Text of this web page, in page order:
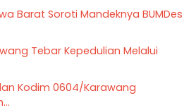
Barat Soroti Mandeknya BUMDes
Tebar Kepedulian Melalui
Kodim 0604/Karawang